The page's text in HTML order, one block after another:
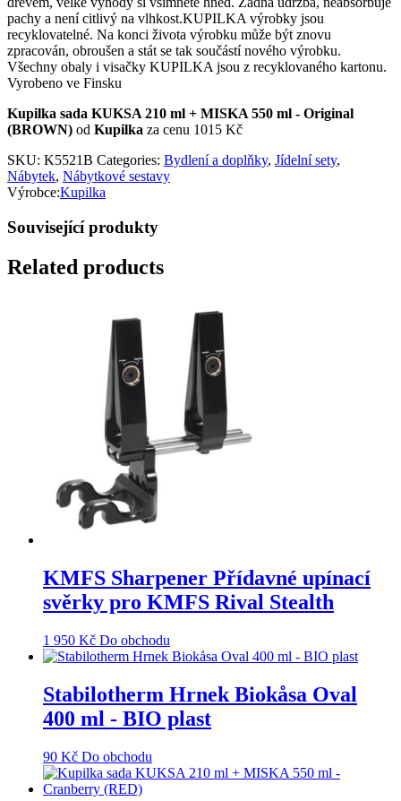
pachy a není citlivý na vlhkost.KUPILKA výrobky jsou
recyklovatelné. Na konci života výrobku může být znovu
zpracován, obroušen a stát se tak součástí nového výrobku.
Všechny obaly i visačky KUPILKA jsou z recyklovaného kartonu.
Vyrobeno ve Finsku
Kupilka sada KUKSA 210 ml + MISKA 550 ml - Original
(BROWN) od Kupilka za cenu 1015 Kč
SKU: K5521B Categories: Bydlení a doplňky, Jídelní sety,
Nábytek, Nábytkové sestavy
Výrobce:Kupilka
Související produkty
Related products
KMFS Sharpener Přídavné upínací
svěrky pro KMFS Rival Stealth
1 950 Kč Do obchodu
Stabilotherm Hrnek Biokåsa Oval
400 ml - BIO plast
90 Kč Do obchodu